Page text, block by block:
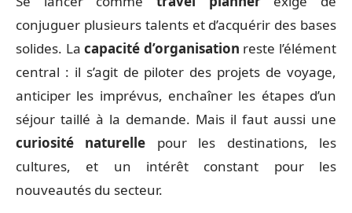
conjuguer plusieurs talents et d’acquérir des bases
solides. Lacapacité d’organisation reste l’élément
central : il s’agit de piloter des projets de voyage,
anticiper les imprévus, enchaîner les étapes d’un
séjour taillé à la demande. Mais il faut aussi une
curiosité naturelle pour les destinations, les
cultures, et un intérêt constant pour les
nouveautés du secteur.